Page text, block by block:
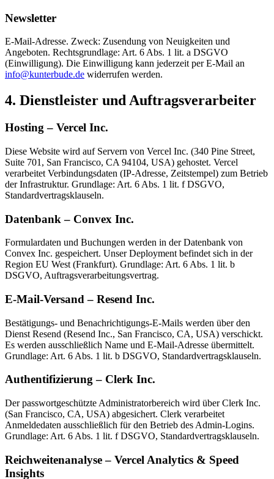
Newsletter
E-Mail-Adresse. Zweck: Zusendung von Neuigkeiten und
Angeboten. Rechtsgrundlage: Art. 6 Abs. 1 lit. a DSGVO
(Einwilligung). Die Einwilligung kann jederzeit per E-Mail an
info@kunterbude.de widerrufen werden.
4. Dienstleister und Auftragsverarbeiter
Hosting – Vercel Inc.
Diese Website wird auf Servern von Vercel Inc. (340 Pine Street,
Suite 701, San Francisco, CA 94104, USA) gehostet. Vercel
verarbeitet Verbindungsdaten (IP-Adresse, Zeitstempel) zum Betrieb
der Infrastruktur. Grundlage: Art. 6 Abs. 1 lit. f DSGVO,
Standardvertragsklauseln.
Datenbank – Convex Inc.
Formulardaten und Buchungen werden in der Datenbank von
Convex Inc. gespeichert. Unser Deployment befindet sich in der
Region EU West (Frankfurt). Grundlage: Art. 6 Abs. 1 lit. b
DSGVO, Auftragsverarbeitungsvertrag.
E-Mail-Versand – Resend Inc.
Bestätigungs- und Benachrichtigungs-E-Mails werden über den
Dienst Resend (Resend Inc., San Francisco, CA, USA) verschickt.
Es werden ausschließlich Name und E-Mail-Adresse übermittelt.
Grundlage: Art. 6 Abs. 1 lit. b DSGVO, Standardvertragsklauseln.
Authentifizierung – Clerk Inc.
Der passwortgeschützte Administratorbereich wird über Clerk Inc.
(San Francisco, CA, USA) abgesichert. Clerk verarbeitet
Anmeldedaten ausschließlich für den Betrieb des Admin-Logins.
Grundlage: Art. 6 Abs. 1 lit. f DSGVO, Standardvertragsklauseln.
Reichweitenanalyse – Vercel Analytics & Speed
Insights